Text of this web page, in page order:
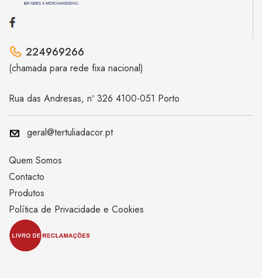
224969266
(chamada para rede fixa nacional)
Rua das Andresas, nº 326 4100-051 Porto
geral@tertuliadacor.pt
Quem Somos
Contacto
Produtos
Política de Privacidade e Cookies